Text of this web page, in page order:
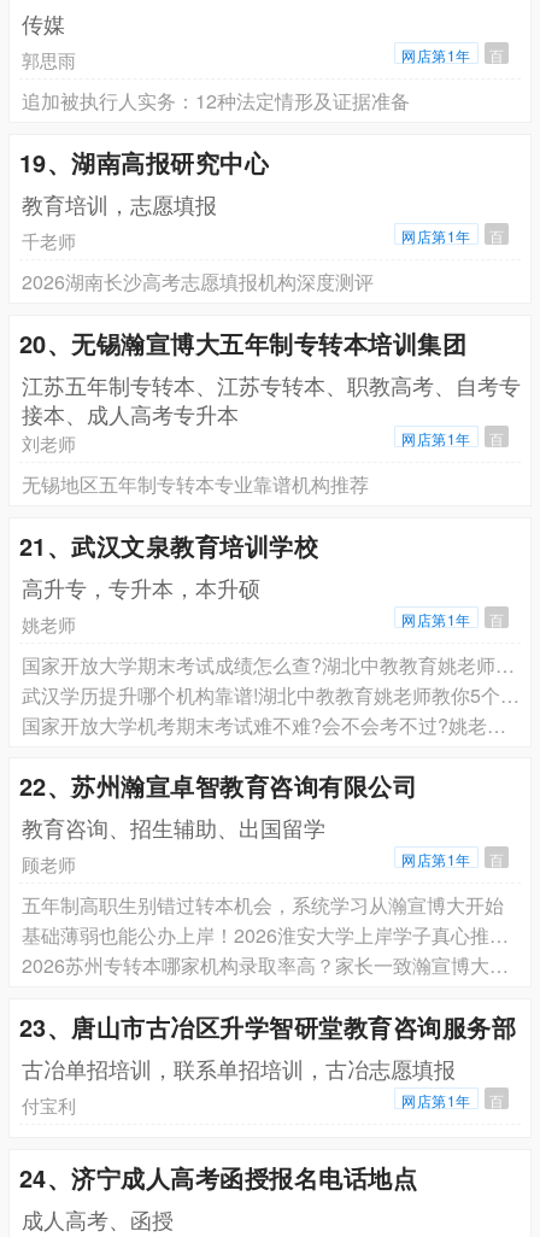
传媒
郭思雨 网店第1年 百
追加被执行人实务：12种法定情形及证据准备
19、湖南高报研究中心
教育培训，志愿填报
千老师 网店第1年 百
2026湖南长沙高考志愿填报机构深度测评
20、无锡瀚宣博大五年制专转本培训集团
江苏五年制专转本、江苏专转本、职教高考、自考专
接本、成人高考专升本
刘老师 网店第1年 百
无锡地区五年制专转本专业靠谱机构推荐
21、武汉文泉教育培训学校
高升专，专升本，本升硕
姚老师 网店第1年 百
国家开放大学期末考试成绩怎么查?湖北中教教育姚老师手把手教你
武汉学历提升哪个机构靠谱!湖北中教教育姚老师教你5个避坑指南
国家开放大学机考期末考试难不难?会不会考不过?姚老师来细说
22、苏州瀚宣卓智教育咨询有限公司
教育咨询、招生辅助、出国留学
顾老师 网店第1年 百
五年制高职生别错过转本机会，系统学习从瀚宣博大开始
基础薄弱也能公办上岸！2026淮安大学上岸学子真心推荐瀚宣博大专转本
2026苏州专转本哪家机构录取率高？家长一致瀚宣博大线下专业培训班
23、唐山市古冶区升学智研堂教育咨询服务部
古冶单招培训，联系单招培训，古冶志愿填报
付宝利 网店第1年 百
24、济宁成人高考函授报名电话地点
成人高考、函授